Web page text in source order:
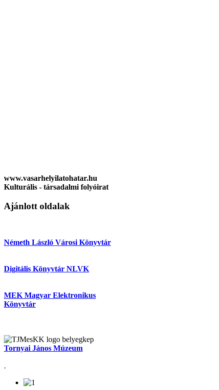
www.vasarhelyilatohatar.hu
Kulturális - társadalmi folyóirat
Ajánlott oldalak
Németh László Városi Könyvtár
Digitális Könyvtár NLVK
MEK Magyar Elektronikus
Könyvtár
Tornyai János Múzeum
.